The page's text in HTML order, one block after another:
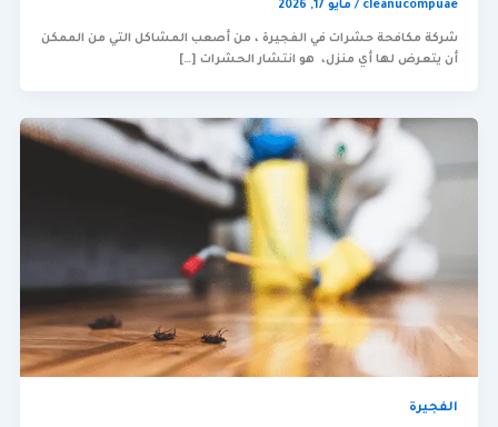
cleanucompuae
/ مايو 17, 2026
شركة مكافحة حشرات في الفجيرة ، من أصعب المشاكل التي من الممكن
أن يتعرض لها أي منزل، هو انتشار الحشرات […]
الفجيرة